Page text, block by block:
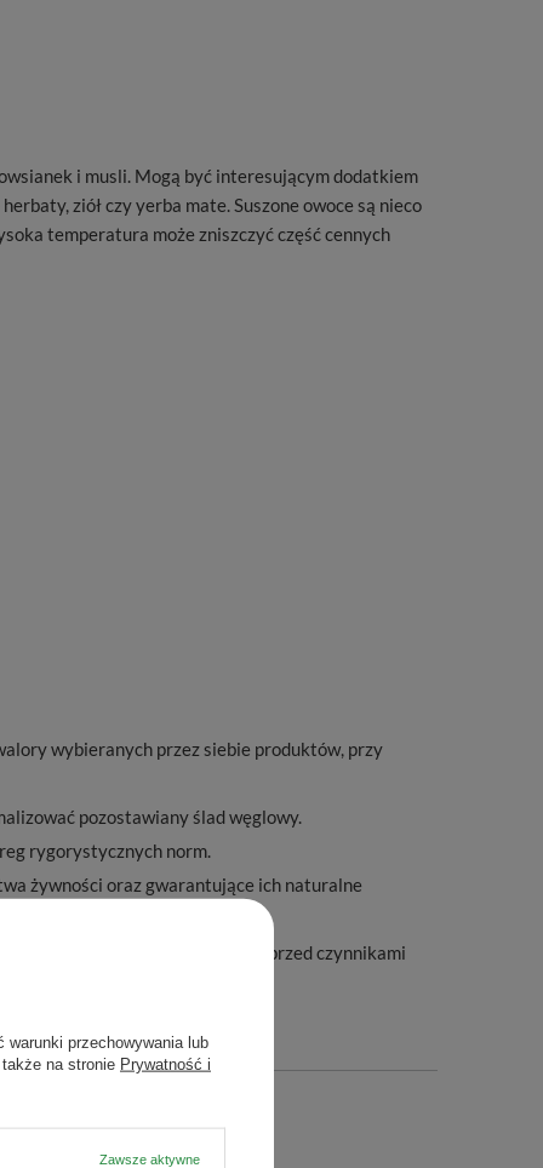
i musli. Mogą być interesującym dodatkiem
ziół czy yerba mate. Suszone owoce są nieco
temperatura może zniszczyć część cennych
wybieranych przez siebie produktów, przy
pozostawiany ślad węglowy.
rygorystycznych norm.
żywności oraz gwarantujące ich naturalne
doskonałą ochronę zawartości przed czynnikami
warunki przechowywania lub
na stronie Prywatność i
Zawsze aktywne